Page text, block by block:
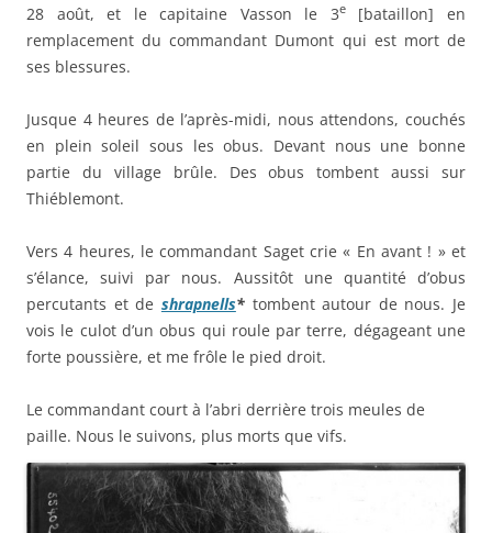
28 août, et le capitaine Vasson le 3e[bataillon] en
remplacement du commandant Dumont qui est mort de
ses blessures.
Jusque 4 heures de l’après-midi, nous attendons, couchés
en plein soleil sous les obus. Devant nous une bonne
partie du village brûle. Des obus tombent aussi sur
Thiéblemont.
Vers 4 heures, le commandant Saget crie « En avant ! » et
s’élance, suivi par nous. Aussitôt une quantité d’obus
percutants et de shrapnells* tombent autour de nous. Je
vois le culot d’un obus qui roule par terre, dégageant une
forte poussière, et me frôle le pied droit.
Le commandant court à l’abri derrière trois meules de
paille. Nous le suivons, plus morts que vifs.